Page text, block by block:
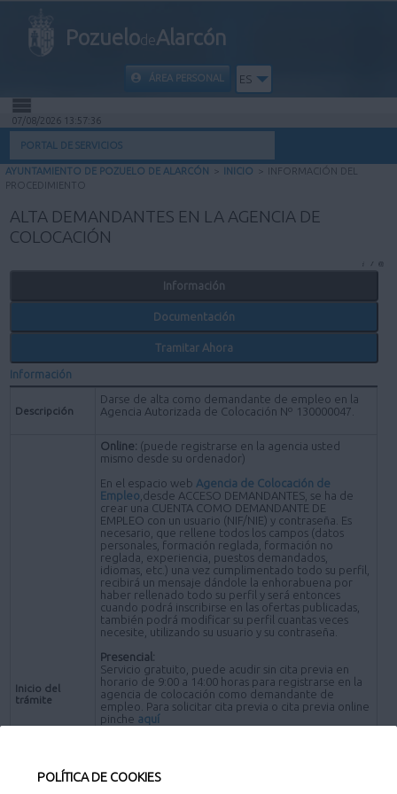
POLÍTICA DE COOKIES
PozuelodeAlarcón
ÁREA PERSONAL ES
INICIO
INFORMACIÓN PÚBLICA
MI CARPETA
INFORMACIÓN MUNICIPAL
AYUDA
07/08/2026 13:57:36
PORTAL DE SERVICIOS
AYUNTAMIENTO DE POZUELO DE ALARCÓN > INICIO > INFORMACIÓN DEL
PROCEDIMIENTO
ALTA DEMANDANTES EN LA AGENCIA DE
COLOCACIÓN
Información
Documentación
Tramitar Ahora
Información
Descripción
Darse de alta como demandante de empleo en la
Agencia Autorizada de Colocación Nº 130000047.
Inicio del
trámite
Online: (puede registrarse en la agencia usted
mismo desde su ordenador)
En el espacio web Agencia de Colocación de
Empleo ,desde ACCESO DEMANDANTES, se ha de
crear una CUENTA COMO DEMANDANTE DE
EMPLEO con un usuario (NIF/NIE) y contraseña. Es
necesario, que rellene todos los campos (datos
personales, formación reglada, formación no
reglada, experiencia, puestos demandados,
idiomas, etc.) una vez cumplimentado todo su perfil,
recibirá un mensaje dándole la enhorabuena por
haber rellenado todo su perfil y será entonces
cuando podrá inscribirse en las ofertas publicadas,
también podrá modificar su perfil cuantas veces
necesite, utilizando su usuario y su contraseña.
Presencial:
Servicio gratuito, puede acudir sin cita previa en
horario de 9:00 a 14:00 horas para registrarse en la
agencia de colocación como demandante de
empleo. Para solicitar cita previa o cita previa online
pinche aquí
· Lunes: cita previa presencial 10:00 h.